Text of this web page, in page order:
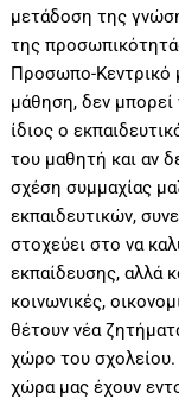
μετάδοση της
της
Προσωπο-Κεντρικό
μάθηση, δεν μπορεί
ίδιος ο
του μαθητή και αν
σχέση συμμαχίας
εκπαιδευτικών,
στοχεύει στο να
εκπαίδευσης, αλλά
κοινωνικές,
θέτουν νέα
χώρο του
χώρα μας έχουν